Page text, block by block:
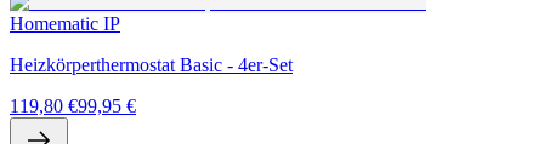
Homematic IP
Heizkörperthermostat Basic - 4er-Set
119,80 €99,95 €